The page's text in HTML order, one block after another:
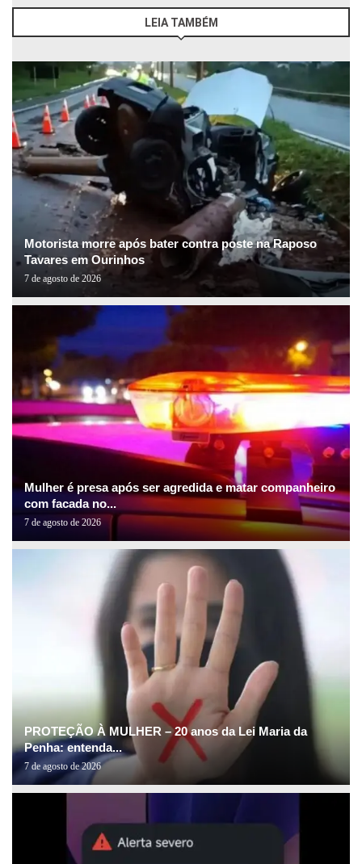
LEIA TAMBÉM
Motorista morre após bater contra poste na Raposo
Tavares em Ourinhos
7 de agosto de 2026
Mulher é presa após ser agredida e matar companheiro
com facada no...
7 de agosto de 2026
PROTEÇÃO À MULHER – 20 anos da Lei Maria da
Penha: entenda...
7 de agosto de 2026